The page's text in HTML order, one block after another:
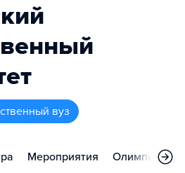
вуз
Мероприятия Олимпиады